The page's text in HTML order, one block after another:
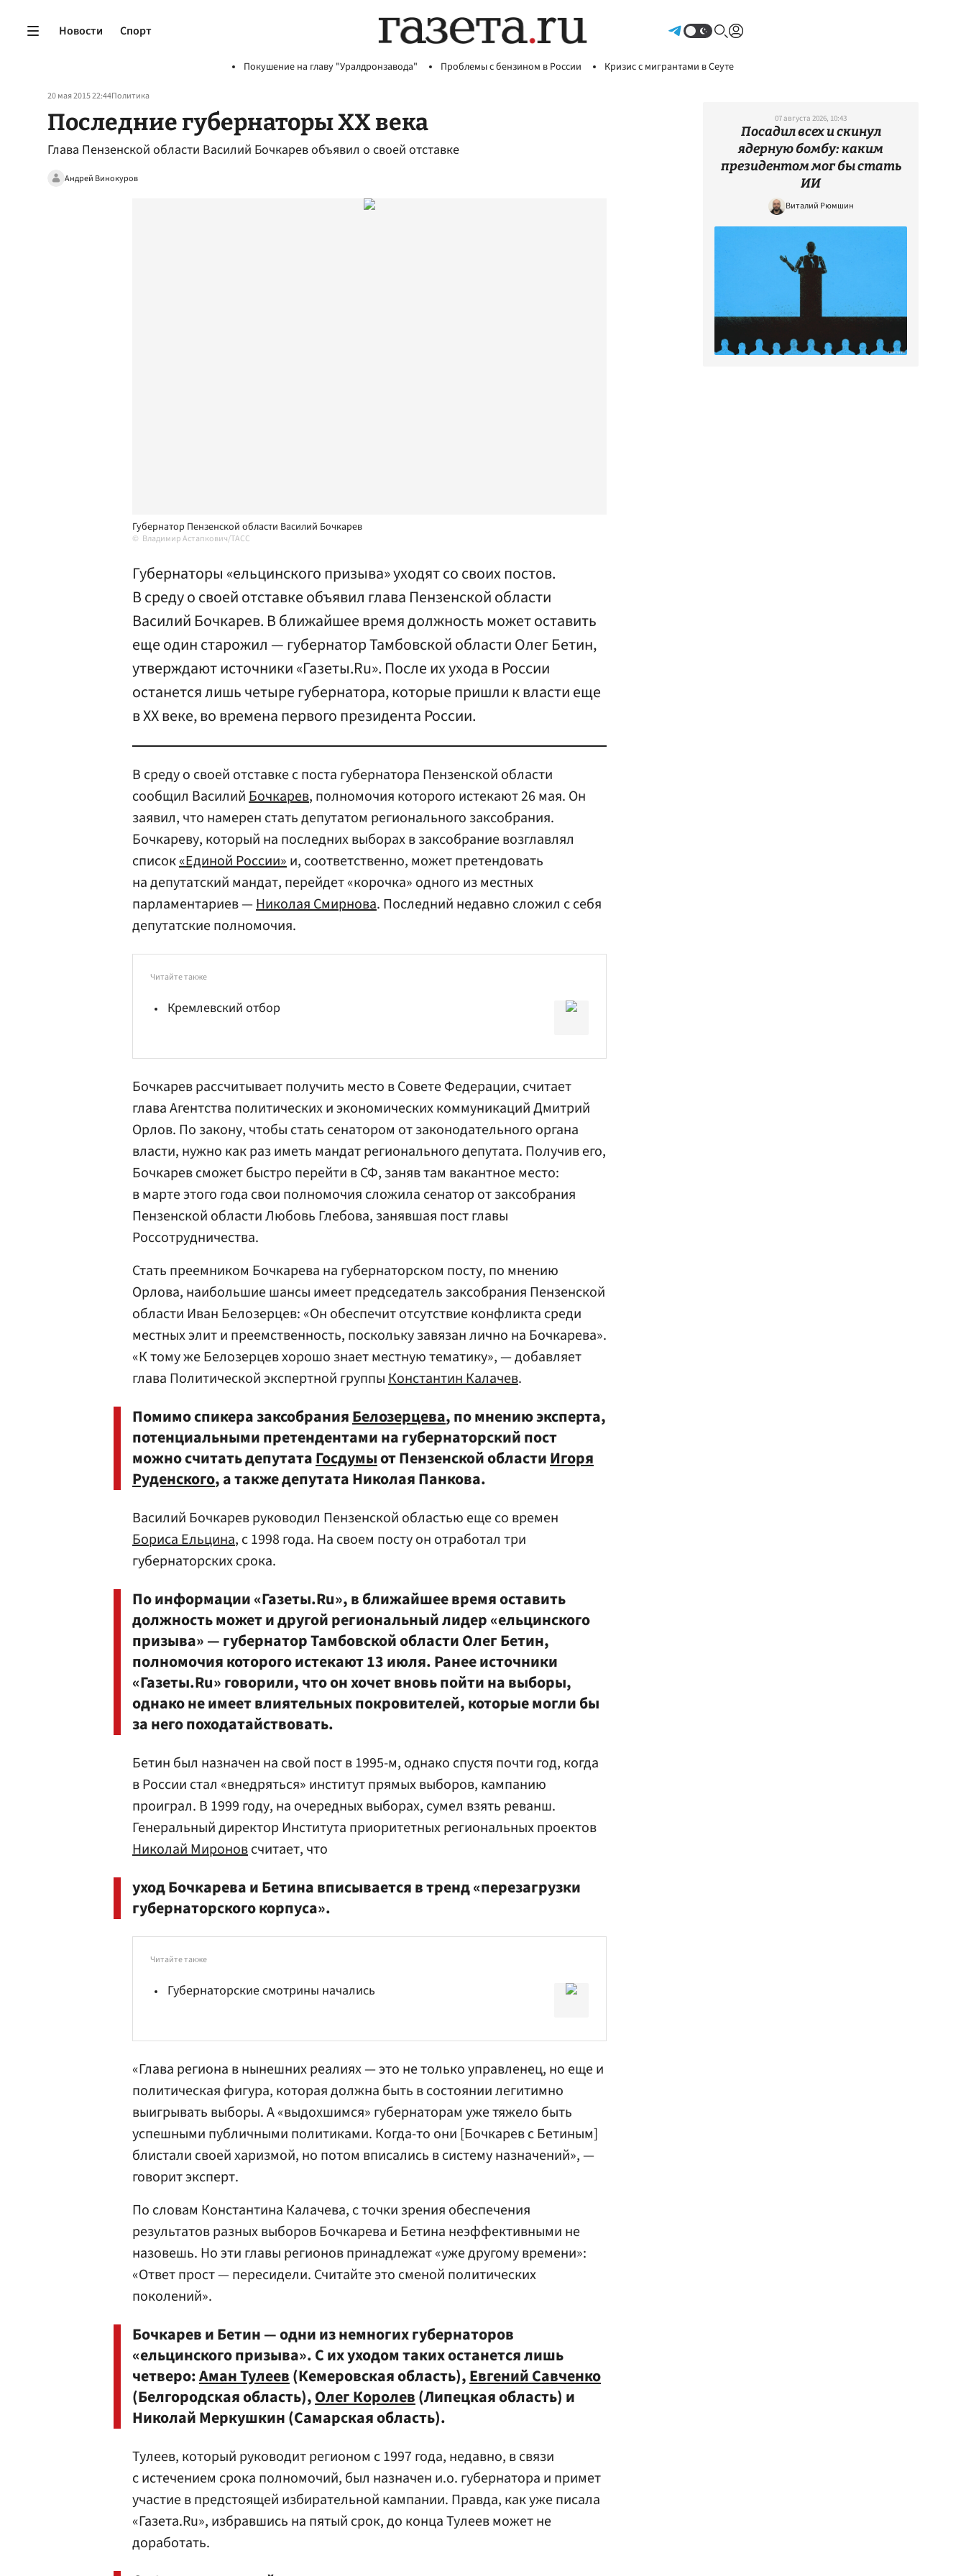
Новости Спорт
Покушение на главу "Уралдронзавода" Проблемы с бензином в России Кризис с мигрантами в Сеуте
20 мая 2015 22:44Политика
Последние губернаторы ХХ века
Глава Пензенской области Василий Бочкарев объявил о своей отставке
Андрей Винокуров
Губернатор Пензенской области Василий Бочкарев
Владимир Астапкович/ТАСС
Губернаторы «ельцинского призыва» уходят со своих постов.
В среду о своей отставке объявил глава Пензенской области
Василий Бочкарев. В ближайшее время должность может оставить
еще один старожил — губернатор Тамбовской области Олег Бетин,
утверждают источники «Газеты.Ru». После их ухода в России
останется лишь четыре губернатора, которые пришли к власти еще
в ХХ веке, во времена первого президента России.
В среду о своей отставке с поста губернатора Пензенской области
сообщил ВасилийБочкарев, полномочия которого истекают 26 мая. Он
заявил, что намерен стать депутатом регионального заксобрания.
Бочкареву, который на последних выборах в заксобрание возглавлял
список«Единой России»и, соответственно, может претендовать
на депутатский мандат, перейдет «корочка» одного из местных
парламентариев —Николая Смирнова. Последний недавно сложил с себя
депутатские полномочия.
Читайте также
Кремлевский отбор
Бочкарев рассчитывает получить место вСовете Федерации, считает
глава Агентства политических и экономических коммуникацийДмитрий
Орлов. По закону, чтобы стать сенатором от законодательного органа
власти, нужно как раз иметь мандат регионального депутата. Получив его,
Бочкарев сможет быстро перейти в СФ, заняв там вакантное место:
в марте этого года свои полномочия сложила сенатор от заксобрания
Пензенской областиЛюбовь Глебова, занявшая пост главы
Россотрудничества.
Стать преемником Бочкарева на губернаторском посту, по мнению
Орлова, наибольшие шансы имеет председатель заксобрания Пензенской
области Иван Белозерцев: «Он обеспечит отсутствие конфликта среди
местных элит и преемственность, поскольку завязан лично на Бочкарева».
«К тому же Белозерцев хорошо знает местную тематику», — добавляет
глава Политической экспертной группыКонстантин Калачев.
Помимо спикера заксобранияБелозерцева, по мнению эксперта,
потенциальными претендентами на губернаторский пост
можно считать депутатаГосдумыот Пензенской областиИгоря
Руденского, а также депутата Николая Панкова.
Василий Бочкарев руководил Пензенской областью еще со времен
Бориса Ельцина, с 1998 года. На своем посту он отработал три
губернаторских срока.
По информации «Газеты.Ru», в ближайшее время оставить
должность может и другой региональный лидер «ельцинского
призыва» — губернатор Тамбовской области Олег Бетин,
полномочия которого истекают 13 июля. Ранее источники
«Газеты.Ru» говорили, что он хочет вновь пойти на выборы,
однако не имеет влиятельных покровителей, которые могли бы
за него походатайствовать.
Бетин был назначен на свой пост в 1995-м, однако спустя почти год, когда
в России стал «внедряться» институт прямых выборов, кампанию
проиграл. В 1999 году, на очередных выборах, сумел взять реванш.
Генеральный директор Института приоритетных региональных проектов
Николай Мироновсчитает, что
уход Бочкарева и Бетина вписывается в тренд «перезагрузки
губернаторского корпуса».
Читайте также
Губернаторские смотрины начались
«Глава региона в нынешних реалиях — это не только управленец, но еще и
политическая фигура, которая должна быть в состоянии легитимно
выигрывать выборы. А «выдохшимся» губернаторам уже тяжело быть
успешными публичными политиками. Когда-то они [Бочкарев сБетиным]
блистали своей харизмой, но потом вписались в систему назначений», —
говорит эксперт.
По словам Константина Калачева, с точки зрения обеспечения
результатов разных выборов Бочкарева и Бетина неэффективными не
назовешь. Но эти главы регионов принадлежат «уже другому времени»:
«Ответ прост — пересидели. Считайте это сменой политических
поколений».
Бочкарев и Бетин — одни из немногих губернаторов
«ельцинского призыва». С их уходом таких останется лишь
четверо:Аман Тулеев(Кемеровская область),Евгений Савченко
(Белгородская область),Олег Королев(Липецкая область) и
Николай Меркушкин (Самарская область).
Тулеев, который руководит регионом с 1997 года, недавно, в связи
с истечением срока полномочий, был назначен и.о. губернатора и примет
участие в предстоящей избирательной кампании. Правда, как уже писала
«Газета.Ru», избравшись на пятый срок, до конца Тулеев может не
доработать.
07 августа 2026, 10:43
Посадил всех и скинул
ядерную бомбу: каким
президентом мог бы стать
ИИ
Виталий Рюмшин